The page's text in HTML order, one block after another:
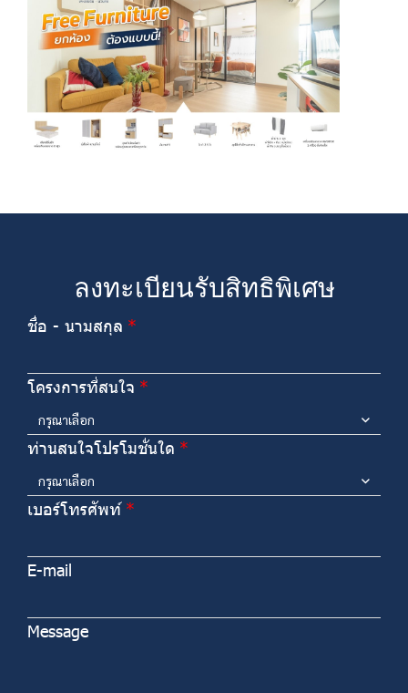
ลงทะเบียนรับสิทธิพิเศษ
ชื่อ - นามสกุล
โครงการที่สนใจ
กรุณาเลือก
ท่านสนใจโปรโมชั่นใด
กรุณาเลือก
เบอร์โทรศัพท์
E-mail
Message